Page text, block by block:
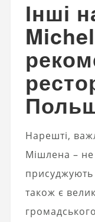
Інші
Нарешті,
Мішлена –
також є